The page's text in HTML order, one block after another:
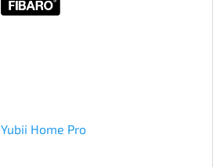
Yubii Home Pro